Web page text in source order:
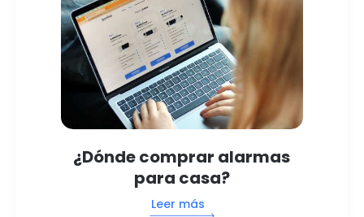
¿Dónde comprar alarmas
para casa?
Leer más